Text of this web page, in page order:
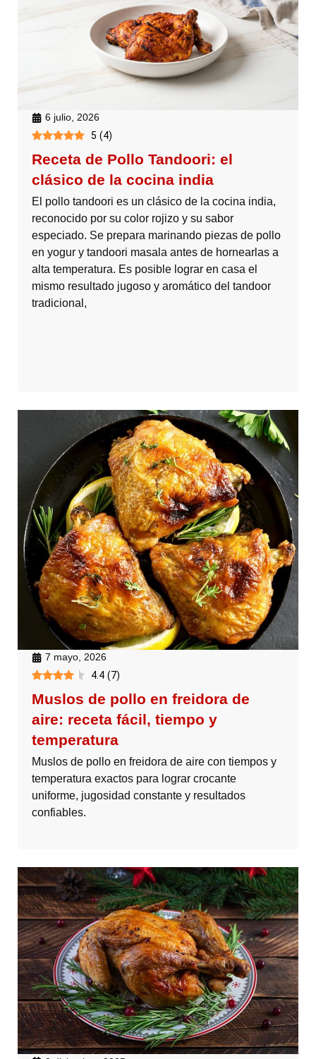
6 julio, 2026
5 (4)
Receta de Pollo Tandoori: el
clásico de la cocina india
El pollo tandoori es un clásico de la cocina india,
reconocido por su color rojizo y su sabor
especiado. Se prepara marinando piezas de pollo
en yogur y tandoori masala antes de hornearlas a
alta temperatura. Es posible lograr en casa el
mismo resultado jugoso y aromático del tandoor
tradicional,
7 mayo, 2026
4.4 (7)
Muslos de pollo en freidora de
aire: receta fácil, tiempo y
temperatura
Muslos de pollo en freidora de aire con tiempos y
temperatura exactos para lograr crocante
uniforme, jugosidad constante y resultados
confiables.